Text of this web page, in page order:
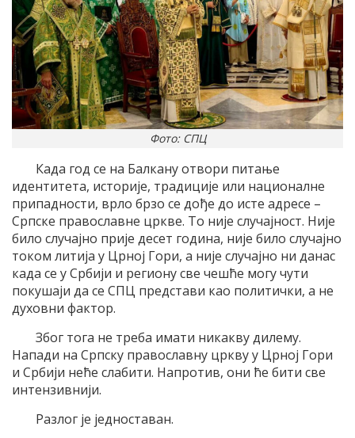
Фото: СПЦ
Када год се на Балкану отвори питање
идентитета, историје, традиције или националне
припадности, врло брзо се дође до исте адресе –
Српске православне цркве. То није случајност. Није
било случајно прије десет година, није било случајно
током литија у Црној Гори, а није случајно ни данас
када се у Србији и региону све чешће могу чути
покушаји да се СПЦ представи као политички, а не
духовни фактор.
Због тога не треба имати никакву дилему.
Напади на Српску православну цркву у Црној Гори
и Србији неће слабити. Напротив, они ће бити све
интензивнији.
Разлог је једноставан.